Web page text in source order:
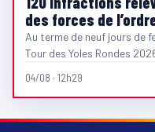
des forces de
Au terme de neuf jours de
Tour des Yoles Rondes
04/08 · 12h29